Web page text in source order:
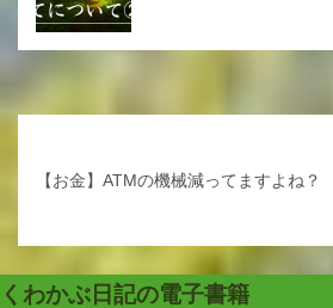
【お金】ATMの機械減ってますよね？
くわかぶ日記の電子書籍